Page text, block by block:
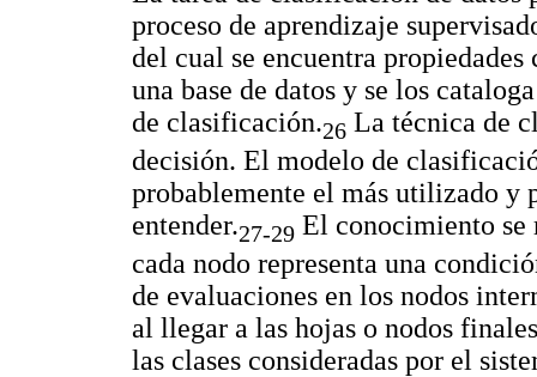
proceso de aprendizaje
del cual se encuentra
una base de datos y se los
de clasificación.26 La técnica de
decisión. El modelo de
probablemente el más utilizado
entender.27-29 El conocimiento se
cada nodo representa una
de evaluaciones en los nodos
al llegar a las hojas o nodos
las clases consideradas por el